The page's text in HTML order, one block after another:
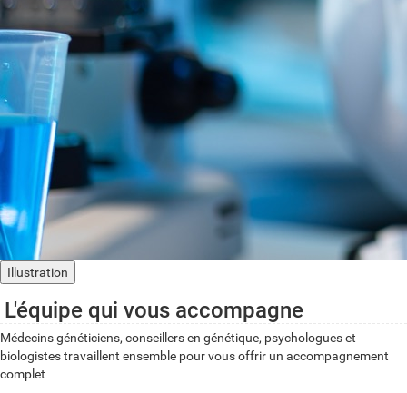
Illustration
L'équipe qui vous accompagne
Médecins généticiens, conseillers en génétique, psychologues et
biologistes travaillent ensemble pour vous offrir un accompagnement
complet